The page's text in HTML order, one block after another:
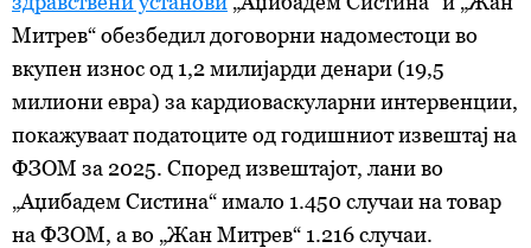
Митрев“ обезбедил договорни надоместоци во
вкупен износ од 1,2 милијарди денари (19,5
милиони евра) за кардиоваскуларни интервенции,
покажуваат податоците од годишниот извештај на
ФЗОМ за 2025. Според извештајот, лани во
„Аџибадем Систина“ имало 1.450 случаи на товар
на ФЗОМ, а во „Жан Митрев“ 1.216 случаи.